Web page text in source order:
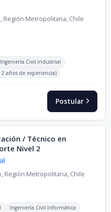
Región Metropolitana, Chile
Ingeniería Civil Industrial
años de experiencia)
Postular
/ Técnico en
Nivel 2
Región Metropolitana, Chile
Ingeniería Civil Informática